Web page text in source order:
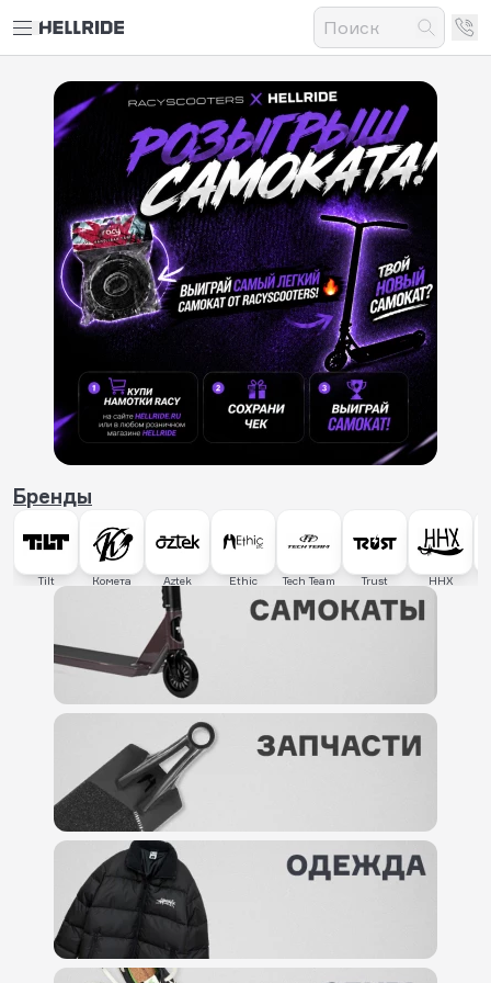
Бренды
Tilt Комета Aztek Ethic Tech Team Trust HHX